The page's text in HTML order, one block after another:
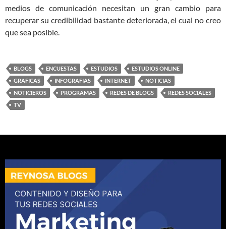
medios de comunicación necesitan un gran cambio para
recuperar su credibilidad bastante deteriorada, el cual no creo
que sea posible.
BLOGS ENCUESTAS ESTUDIOS
ESTUDIOS ONLINE
GRAFICAS
INFOGRAFIAS INTERNET
NOTICIAS
NOTICIEROS
PROGRAMAS REDES DE BLOGS
REDES SOCIALES
TV